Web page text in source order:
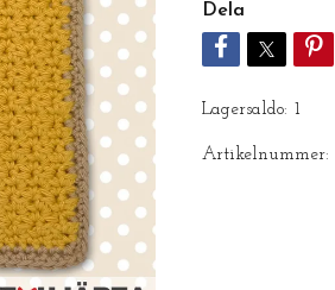
Dela
Lagersaldo: 1
Artikelnummer: